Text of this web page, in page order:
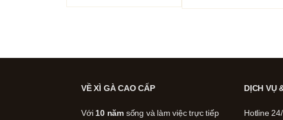
VỀ XÌ GÀ CAO CẤP
Với 10 năm sống và làm việc trực tiếp
DỊCH VỤ
Hotline